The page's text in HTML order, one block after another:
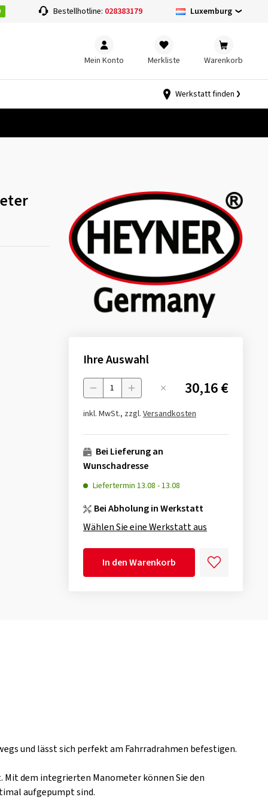
Bestellhotline: 028383179 Luxemburg
Mein Konto Merkliste Warenkorb
Werkstatt finden
Ihre Auswahl
Menge 30,16 €
inkl. MwSt., zzgl. Versandkosten
Bei Lieferung an
Wunschadresse
Liefertermin 13.08 -13.08
Bei Abholung in Werkstatt
Wählen Sie eine Werkstatt aus
In den Warenkorb
und lässt sich perfekt am Fahrradrahmen befestigen.
dem integrierten Manometer können Sie den
aufgepumpt sind.